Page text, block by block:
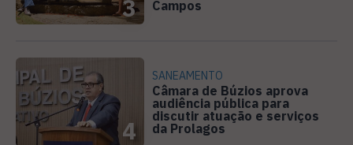
3
Campos
4
SANEAMENTO
Câmara de Búzios aprova
audiência pública para
discutir atuação e serviços
da Prolagos